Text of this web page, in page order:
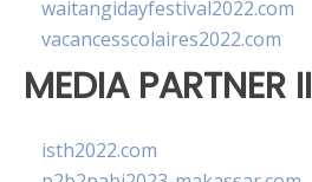
waitangidayfestival2022.com
vacancesscolaires2022.com
MEDIA PARTNER II
isth2022.com